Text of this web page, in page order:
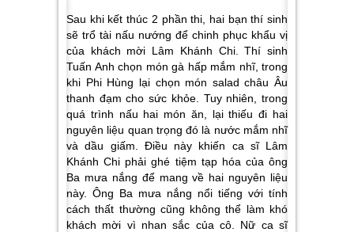
Sau khi kết thúc 2 phần thi, hai bạn thí sinh
sẽ trổ tài nấu nướng để chinh phục khẩu vị
của khách mời Lâm Khánh Chi. Thí sinh
Tuấn Anh chọn món gà hấp mắm nhĩ, trong
khi Phi Hùng lại chọn món salad châu Âu
thanh đạm cho sức khỏe. Tuy nhiên, trong
quá trình nấu hai món ăn, lại thiếu đi hai
nguyên liệu quan trọng đó là nước mắm nhĩ
và dầu giấm. Điều này khiến ca sĩ Lâm
Khánh Chi phải ghé tiệm tạp hóa của ông
Ba mưa nắng để mang về hai nguyên liệu
này. Ông Ba mưa nắng nổi tiếng với tính
cách thất thường cũng không thể làm khó
khách mời vì nhan sắc của cô. Nữ ca sĩ